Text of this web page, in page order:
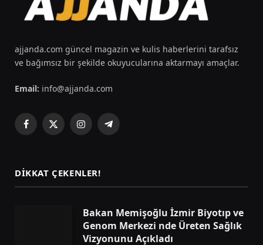
ajjanda.com güncel magazin ve kulis haberlerini tarafsız
ve bağımsız bir şekilde okuyucularına aktarmayı amaçlar.
Email: info@ajjanda.com
Facebook
X
InstagramTelegram
DIKKAT ÇEKENLER!
Bakan Memişoğlu İzmir Biyotıp ve
Genom Merkezi nde Üreten Sağlık
Vizyonunu Açıkladı